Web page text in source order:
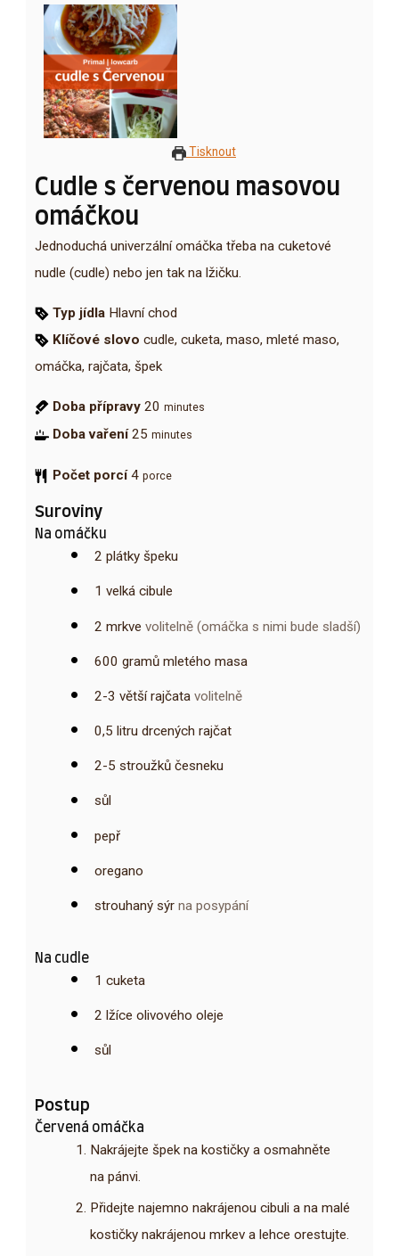
Tisknout
Cudle s červenou masovou
omáčkou
Jednoduchá univerzální omáčka třeba na cuketové
nudle (cudle) nebo jen tak na lžičku.
Typ jídla Hlavní chod
Klíčové slovo cudle, cuketa, maso, mleté maso,
omáčka, rajčata, špek
Doba přípravy 20 minutes
Doba vaření 25 minutes
Počet porcí 4 porce
Suroviny
Na omáčku
2 plátky špeku
1 velká cibule
2 mrkve volitelně (omáčka s nimi bude sladší)
600 gramů mletého masa
2-3 větší rajčata volitelně
0,5 litru drcených rajčat
2-5 stroužků česneku
sůl
pepř
oregano
strouhaný sýr na posypání
Na cudle
1 cuketa
2 lžíce olivového oleje
sůl
Postup
Červená omáčka
Nakrájejte špek na kostičky a osmahněte
na pánvi.
Přidejte najemno nakrájenou cibuli a na malé
kostičky nakrájenou mrkev a lehce orestujte.